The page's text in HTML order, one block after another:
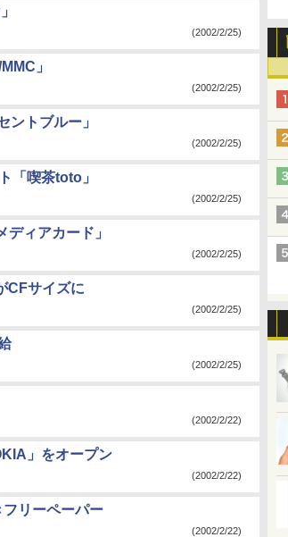
(2002/2/25)
」
(2002/2/25)
ントブルー」
(2002/2/25)
「喫茶toto」
(2002/2/25)
ィアカード」
(2002/2/25)
CFサイズに
(2002/2/25)
(2002/2/25)
(2002/2/22)
」をオープン
(2002/2/22)
リーペーパー
(2002/2/22)